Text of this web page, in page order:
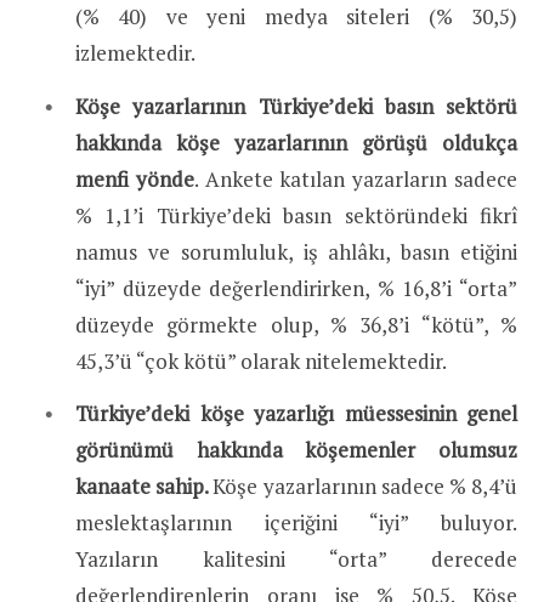
(% 40) ve yeni medya siteleri (% 30,5)
izlemektedir.
Köşe yazarlarının Türkiye’deki basın sektörü
hakkında köşe yazarlarının görüşü oldukça
menfi yönde. Ankete katılan yazarların sadece
% 1,1’i Türkiye’deki basın sektöründeki fikrî
namus ve sorumluluk, iş ahlâkı, basın etiğini
“iyi” düzeyde değerlendirirken, % 16,8’i “orta”
düzeyde görmekte olup, % 36,8’i “kötü”, %
45,3’ü “çok kötü” olarak nitelemektedir.
Türkiye’deki köşe yazarlığı müessesinin genel
görünümü hakkında köşemenler olumsuz
kanaate sahip.Köşe yazarlarının sadece % 8,4’ü
meslektaşlarının içeriğini “iyi” buluyor.
Yazıların kalitesini “orta” derecede
değerlendirenlerin oranı ise % 50,5. Köşe